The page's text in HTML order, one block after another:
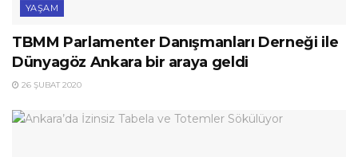
YAŞAM
TBMM Parlamenter Danışmanları Derneği ile
Dünyagöz Ankara bir araya geldi
26 ŞUBAT 2020